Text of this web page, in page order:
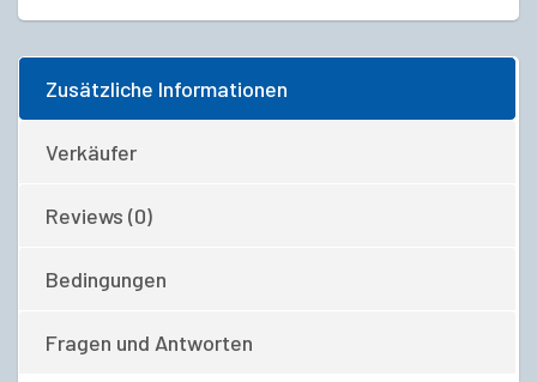
Zusätzliche Informationen
Verkäufer
Reviews (0)
Bedingungen
Fragen und Antworten